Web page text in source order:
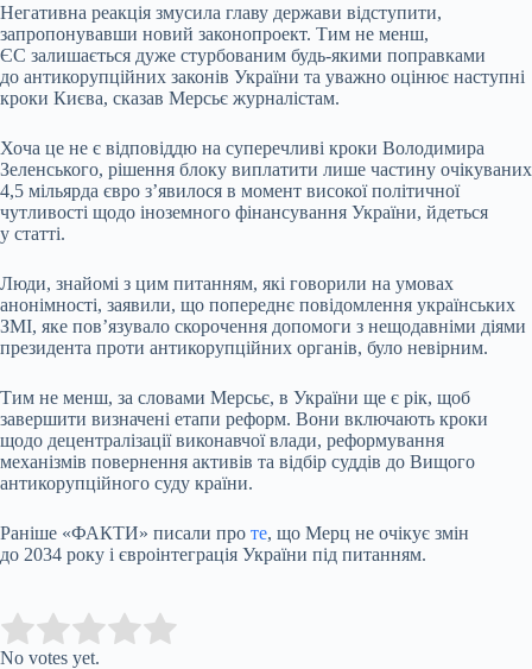
Негативна реакція змусила главу держави відступити,
запропонувавши новий законопроект. Тим не менш,
ЄС залишається дуже стурбованим будь-якими поправками
до антикорупційних законів України та уважно оцінює наступні
кроки Києва, сказав Мерсьє журналістам.
Хоча це не є відповіддю на суперечливі кроки Володимира
Зеленського, рішення блоку виплатити лише частину очікуваних
4,5 мільярда євро з’явилося в момент високої політичної
чутливості щодо іноземного фінансування України, йдеться
у статті.
Люди, знайомі з цим питанням, які говорили на умовах
анонімності, заявили, що попереднє повідомлення українських
ЗМІ, яке пов’язувало скорочення допомоги з нещодавніми діями
президента проти антикорупційних органів, було невірним.
Тим не менш, за словами Мерсьє, в України ще є рік, щоб
завершити визначені етапи реформ. Вони включають кроки
щодо децентралізації виконавчої влади, реформування
механізмів повернення активів та відбір суддів до Вищого
антикорупційного суду країни.
Раніше «ФАКТИ» писали про те, що Мерц не очікує змін
до 2034 року і євроінтеграція України під питанням.
Rate this item:
No votes yet.